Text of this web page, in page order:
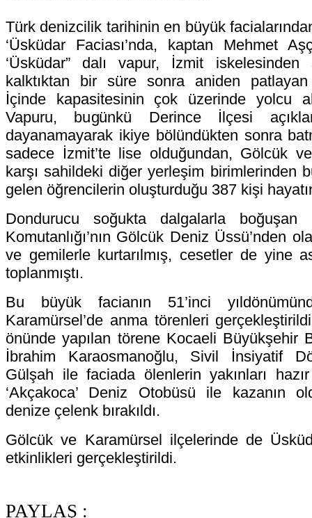
Türk denizcilik tarihinin en büyük
‘Üsküdar Faciası’nda, kaptan Mehmet
‘Üsküdar” dalı vapur, İzmit iskelesinden
kalktıktan bir süre sonra aniden patlayan
İçinde kapasitesinin çok üzerinde yolcu
Vapuru, bugünkü Derince İlçesi
dayanamayarak ikiye bölündükten sonra
sadece İzmit’te lise olduğundan, Gölcük
karşı sahildeki diğer yerleşim birimlerinden
gelen öğrencilerin oluşturduğu 387 kişi
Dondurucu soğukta dalgalarla
Komutanlığı’nın Gölcük Deniz Üssü’nden
ve gemilerle kurtarılmış, cesetler de yine
toplanmıştı.
Bu büyük facianın 51’inci
Karamürsel’de anma törenleri
önünde yapılan törene Kocaeli Büyükşehir
İbrahim Karaosmanoğlu, Sivil İnsiyatif
Gülşah ile faciada ölenlerin yakınları
‘Akçakoca’ Deniz Otobüsü ile kazanın
denize çelenk bırakıldı.
Gölcük ve Karamürsel ilçelerinde de
etkinlikleri gerçekleştirildi.
PAYLAŞ :